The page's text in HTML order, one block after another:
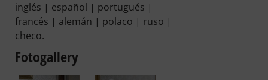
inglés | español | portugués |
francés | alemán | polaco | ruso |
checo.
Fotogallery